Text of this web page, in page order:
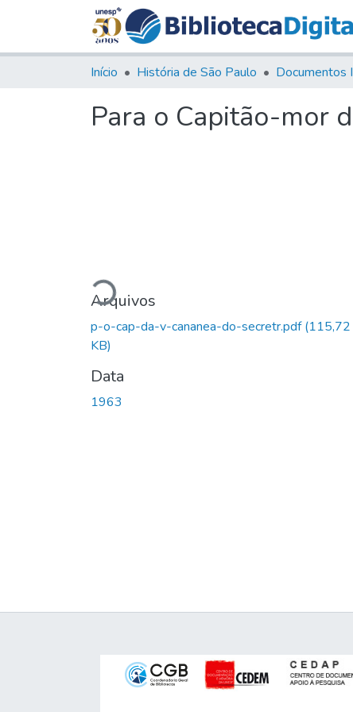
Início História de São Paulo Documentos
Para o Capitão-mor
Carregando...
Arquivos
p-o-cap-da-v-cananea-do-secretr.pdf(115,72
KB)
Data
1963